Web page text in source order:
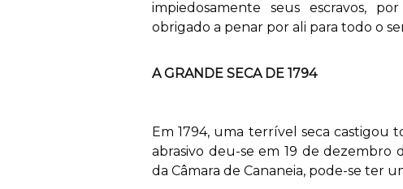
impiedosamente seus escravos,
obrigado a penar por ali para todo o
A GRANDE SECA DE 1794
Em 1794, uma terrível seca castigou
abrasivo deu-se em 19 de dezembro
da Câmara de Cananeia, pode-se ter